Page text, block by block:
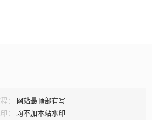
：
网站最顶部有写
：
均不加本站水印